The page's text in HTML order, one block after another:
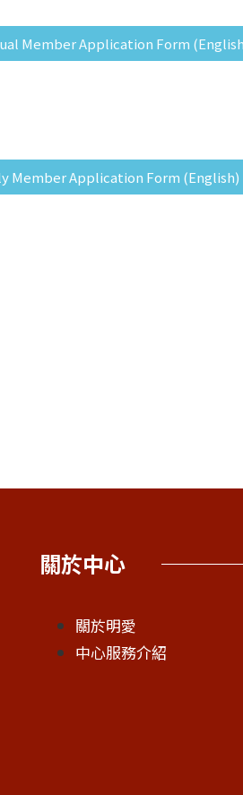
Member Application Form
Member Application Form (English)
關於中心
關於明愛
中心服務介紹